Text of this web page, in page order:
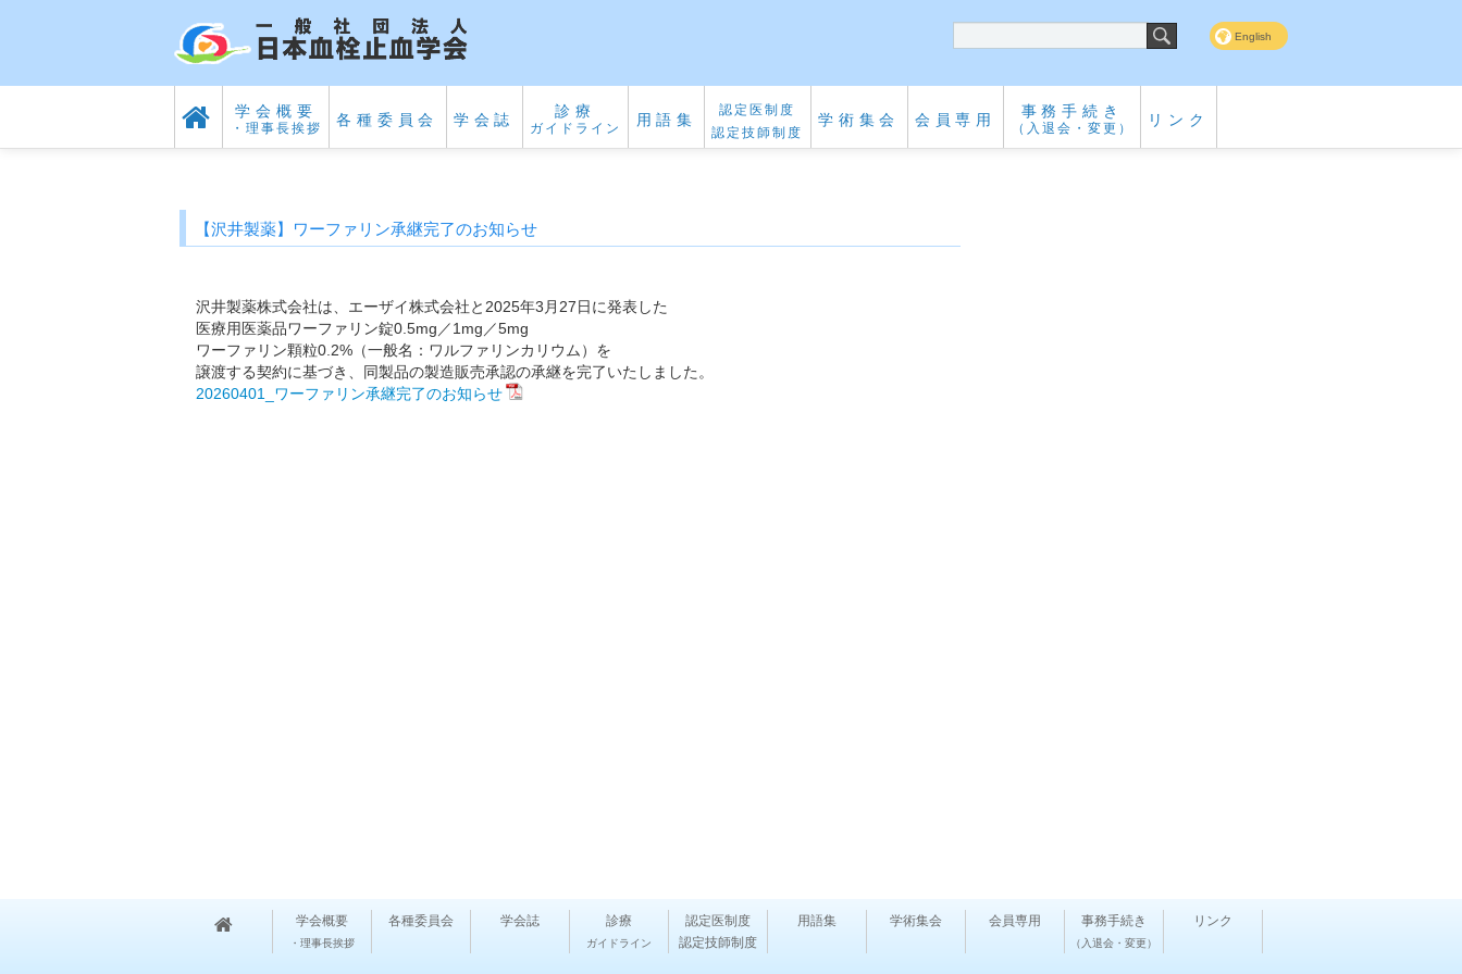
English
学会概要
・理事長挨拶 各種委員会 学会誌 診療
ガイドライン 用語集
認定医制度
認定技師制度
学術集会 会員専用 事務手続き
（入退会・変更） リンク
【沢井製薬】ワーファリン承継完了のお知らせ
沢井製薬株式会社は、エーザイ株式会社と2025年3月27日に発表した
医療用医薬品ワーファリン錠0.5mg／1mg／5mg
ワーファリン顆粒0.2%（一般名：ワルファリンカリウム）を
譲渡する契約に基づき、同製品の製造販売承認の承継を完了いたしました。
20260401_ワーファリン承継完了のお知らせ
学会概要
・理事長挨拶
各種委員会 学会誌 診療
ガイドライン
認定医制度
認定技師制度
用語集 学術集会 会員専用 事務手続き
（入退会・変更）
リンク